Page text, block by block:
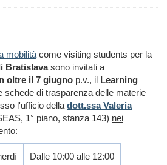
mobilitàcome visiting students per la
Bratislavasono invitati a
oltre il 7 giugno p.v., il Learning
schede di trasparenza delle materie
l'ufficio delladott.ssa Valeria
1° piano, stanza 143) nei
:
Dalle 10:00 alle 12:00